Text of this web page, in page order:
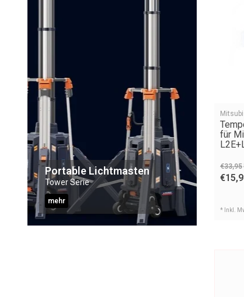
Portable Lichtmasten
Tower Serie
mehr
für
€33,95
* Inkl.